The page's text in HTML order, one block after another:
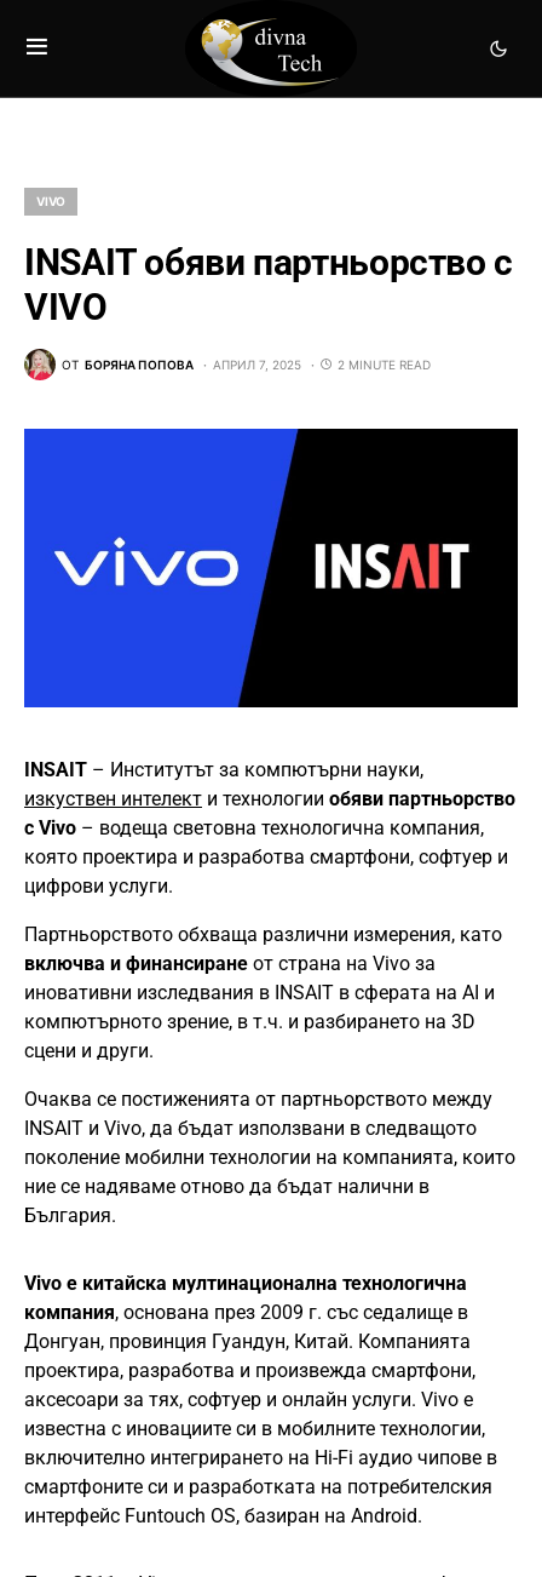
VIVO
INSAIT обяви партньорство с
VIVO
ОТ БОРЯНА ПОПОВА АПРИЛ 7, 2025 2 MINUTE READ
INSAIT – Институтът за компютърни науки,
изкуствен интелект и технологии обяви партньорство
с Vivo – водеща световна технологична компания,
която проектира и разработва смартфони, софтуер и
цифрови услуги.
Партньорството обхваща различни измерения, като
включва и финансиране от страна на Vivo за
иновативни изследвания в INSAIT в сферата на AI и
компютърното зрение, в т.ч. и разбирането на 3D
сцени и други.
Очаква се постиженията от партньорството между
INSAIT и Vivo, да бъдат използвани в следващото
поколение мобилни технологии на компанията, които
ние се надяваме отново да бъдат налични в
България.
Vivo е китайска мултинационална технологична
компания, основана през 2009 г. със седалище в
Донгуан, провинция Гуандун, Китай. Компанията
проектира, разработва и произвежда смартфони,
аксесоари за тях, софтуер и онлайн услуги. Vivo е
известна с иновациите си в мобилните технологии,
включително интегрирането на Hi-Fi аудио чипове в
смартфоните си и разработката на потребителския
интерфейс Funtouch OS, базиран на Android. ​